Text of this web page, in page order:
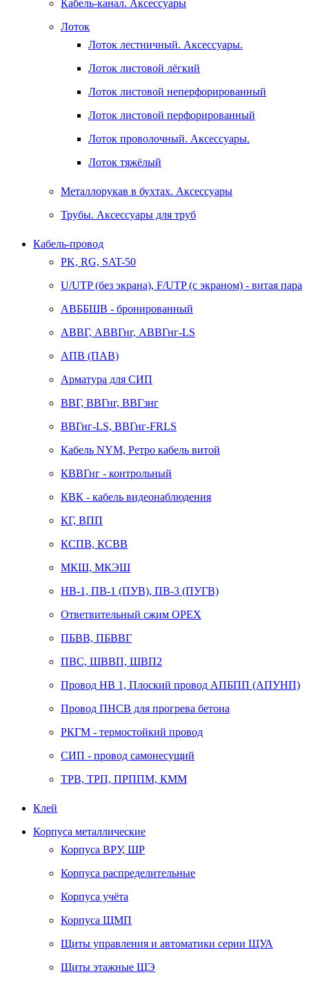
Кабель-канал. Аксессуары
Лоток
Лоток лестничный. Аксессуары.
Лоток листовой лёгкий
Лоток листовой неперфорированный
Лоток листовой перфорированный
Лоток проволочный. Аксессуары.
Лоток тяжёлый
Металлорукав в бухтах. Аксессуары
Трубы. Аксессуары для труб
Кабель-провод
PK, RG, SAT-50
U/UTP (без экрана), F/UTP (с экраном) - витая пара
АВББШВ - бронированный
АВВГ, АВВГнг, АВВГнг-LS
АПВ (ПАВ)
Арматура для СИП
ВВГ, ВВГнг, ВВГзнг
ВВГнг-LS, ВВГнг-FRLS
Кабель NYM, Ретро кабель витой
КВВГнг - контрольный
КВК - кабель видеонаблюдения
КГ, ВПП
КСПВ, КСВВ
МКШ, МКЭШ
НВ-1, ПВ-1 (ПУВ), ПВ-3 (ПУГВ)
Ответвительный сжим ОРЕХ
ПБВВ, ПБВВГ
ПВС, ШВВП, ШВП2
Провод НВ 1, Плоский провод АПБПП (АПУНП)
Провод ПНСВ для прогрева бетона
РКГМ - термостойкий провод
СИП - провод самонесущий
ТРВ, ТРП, ПРППМ, КММ
Клей
Корпуса металлические
Корпуса ВРУ, ШР
Корпуса распределительные
Корпуса учёта
Корпуса ЩМП
Щиты управления и автоматики серии ЩУА
Щиты этажные ЩЭ